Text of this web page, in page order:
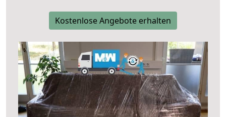
Kostenlose Angebote erhalten